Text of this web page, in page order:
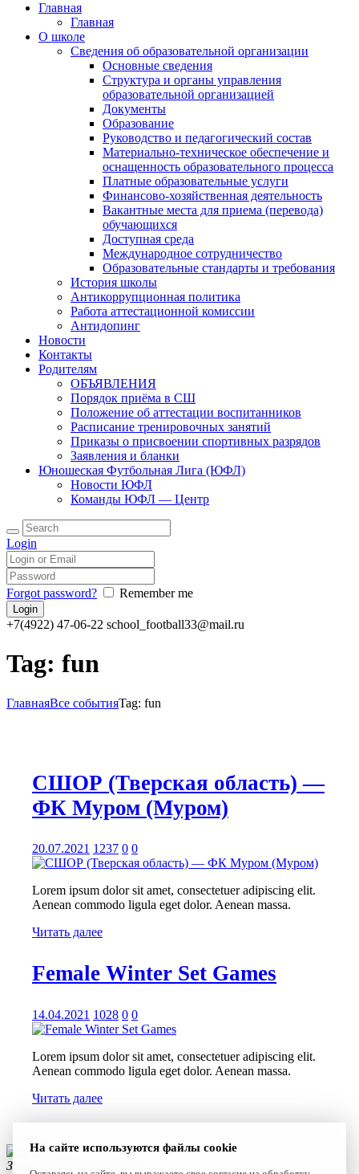
Главная
Главная
О школе
Сведения об образовательной организации
Основные сведения
Структура и органы управления
образовательной организацией
Документы
Образование
Руководство и педагогический состав
Материально-техническое обеспечение и
оснащенность образовательного процесса
Платные образовательные услуги
Финансово-хозяйственная деятельность
Вакантные места для приема (перевода)
обучающихся
Доступная среда
Международное сотрудничество
Образовательные стандарты и требования
История школы
Антикоррупционная политика
Работа аттестационной комиссии
Антидопинг
Новости
Контакты
Родителям
ОБЪЯВЛЕНИЯ
Порядок приёма в СШ
Положение об аттестации воспитанников
Расписание тренировочных занятий
Приказы о присвоении спортивных разрядов
Заявления и бланки
Юношеская Футбольная Лига (ЮФЛ)
Новости ЮФЛ
Команды ЮФЛ — Центр
Login
Forgot password? Remember me
+7(4922) 47-06-22 school_football33@mail.ru
Tag: fun
ГлавнаяВсе событияTag: fun
СШОР (Тверская область) —
ФК Муром (Муром)
20.07.2021 1237 0 0
Lorem ipsum dolor sit amet, consectetuer adipiscing elit.
Aenean commodo ligula eget dolor. Aenean massa.
Читать далее
Female Winter Set Games
14.04.2021 1028 0 0
Lorem ipsum dolor sit amet, consectetuer adipiscing elit.
Aenean commodo ligula eget dolor. Aenean massa.
Читать далее
Запишитесь к нам сегодня!
На сайте используются файлы cookie